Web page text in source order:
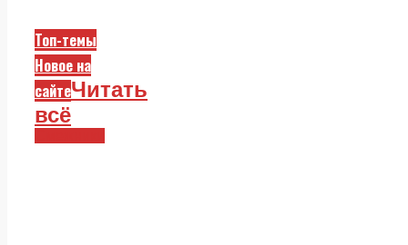
Топ-темы
Новое на
сайтеЧитать
всё